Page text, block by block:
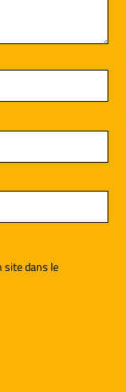
dans le